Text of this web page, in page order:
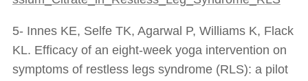
5- Innes KE, Selfe TK, Agarwal P, Williams K, Flack
KL. Efficacy of an eight-week yoga intervention on
symptoms of restless legs syndrome (RLS): a pilot